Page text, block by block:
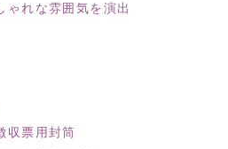
ゃれな雰囲気を演出
収票用封筒